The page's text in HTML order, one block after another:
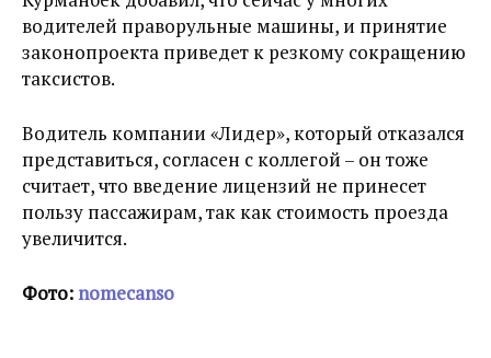
водителей праворульные машины, и принятие
законопроекта приведет к резкому сокращению
таксистов.
Водитель компании «Лидер», который отказался
представиться, согласен с коллегой – он тоже
считает, что введение лицензий не принесет
пользу пассажирам, так как стоимость проезда
увеличится.
Фото: nomecanso